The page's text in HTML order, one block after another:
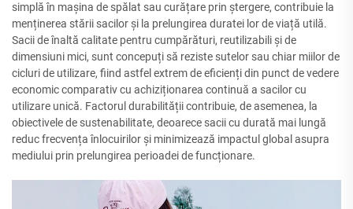
simplă în mașina de spălat sau curățare prin ștergere, contribuie la
menținerea stării sacilor și la prelungirea duratei lor de viață utilă.
Sacii de înaltă calitate pentru cumpărături, reutilizabili și de
dimensiuni mici, sunt concepuți să reziste sutelor sau chiar miilor de
cicluri de utilizare, fiind astfel extrem de eficienți din punct de vedere
economic comparativ cu achiziționarea continuă a sacilor cu
utilizare unică. Factorul durabilității contribuie, de asemenea, la
obiectivele de sustenabilitate, deoarece sacii cu durată mai lungă
reduc frecvența înlocuirilor și minimizează impactul global asupra
mediului prin prelungirea perioadei de funcționare.